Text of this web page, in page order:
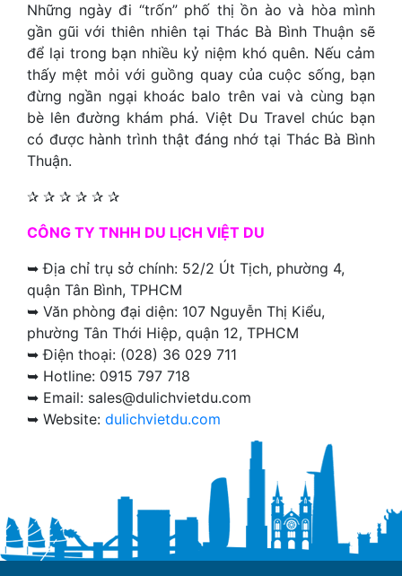
Những ngày đi “trốn” phố thị ồn ào và hòa mình
gần gũi với thiên nhiên tại Thác Bà Bình Thuận sẽ
để lại trong bạn nhiều kỷ niệm khó quên. Nếu cảm
thấy mệt mỏi với guồng quay của cuộc sống, bạn
đừng ngần ngại khoác balo trên vai và cùng bạn
bè lên đường khám phá. Việt Du Travel chúc bạn
có được hành trình thật đáng nhớ tại Thác Bà Bình
Thuận.
✰ ✰ ✰ ✰ ✰ ✰
CÔNG TY TNHH DU LỊCH VIỆT DU
➥ Địa chỉ trụ sở chính: 52/2 Út Tịch, phường 4,
quận Tân Bình, TPHCM
➥ Văn phòng đại diện: 107 Nguyễn Thị Kiểu,
phường Tân Thới Hiệp, quận 12, TPHCM
➥ Điện thoại: (028) 36 029 711
➥ Hotline: 0915 797 718
➥ Email: sales@dulichvietdu.com
➥ Website: dulichvietdu.com